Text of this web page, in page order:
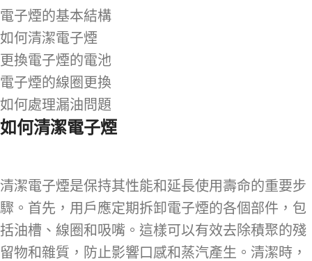
電子煙的基本結構
如何清潔電子煙
更換電子煙的電池
電子煙的線圈更換
如何處理漏油問題
如何清潔電子煙
清潔電子煙是保持其性能和延長使用壽命的重要步
驟。首先，用戶應定期拆卸電子煙的各個部件，包
括油槽、線圈和吸嘴。這樣可以有效去除積聚的殘
留物和雜質，防止影響口感和蒸汽產生。清潔時，